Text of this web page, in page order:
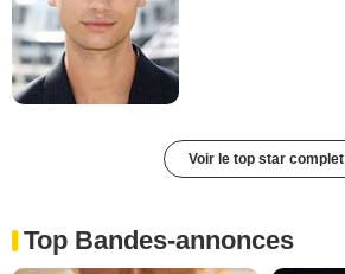
Voir le top star complet
Top Bandes-annonces